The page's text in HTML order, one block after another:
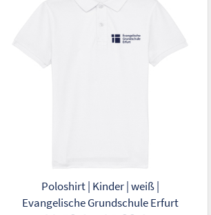
Poloshirt | Kinder | weiß |
Evangelische Grundschule Erfurt